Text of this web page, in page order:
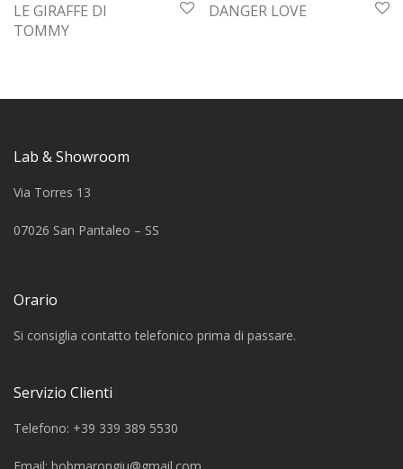
LE GIRAFFE DI
TOMMY
DANGER LOVE
Lab & Showroom
Via Torres 13
07026 San Pantaleo – SS
Orario
Si consiglia contatto telefonico prima di passare.
Servizio Clienti
Telefono: +39 339 389 5530
Email: bobmarongiu@gmail.com